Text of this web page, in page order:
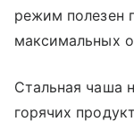
режим полезен
максимальных
Стальная чаша
горячих